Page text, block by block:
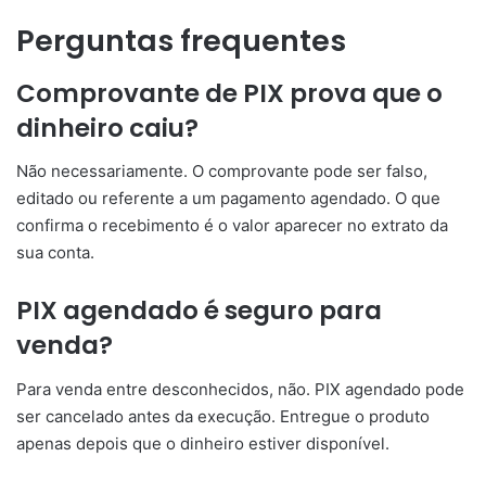
Perguntas frequentes
Comprovante de PIX prova que o
dinheiro caiu?
Não necessariamente. O comprovante pode ser falso,
editado ou referente a um pagamento agendado. O que
confirma o recebimento é o valor aparecer no extrato da
sua conta.
PIX agendado é seguro para
venda?
Para venda entre desconhecidos, não. PIX agendado pode
ser cancelado antes da execução. Entregue o produto
apenas depois que o dinheiro estiver disponível.